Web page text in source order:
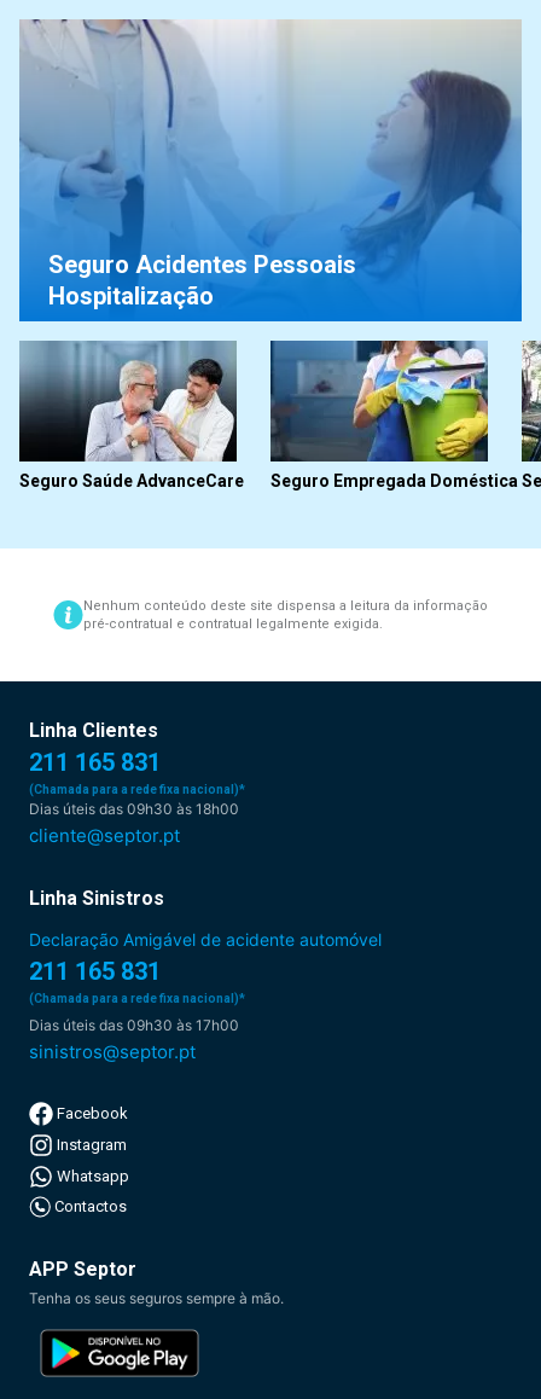
Seguro Acidentes Pessoais
Hospitalização
Seguro Saúde AdvanceCare Seguro Empregada Doméstica
Nenhum conteúdo deste site dispensa a leitura da informação
pré-contratual e contratual legalmente exigida.
Linha Clientes
211 165 831
(Chamada para a rede fixa nacional)*
Dias úteis das 09h30 às 18h00
cliente@septor.pt
Linha Sinistros
Declaração Amigável de acidente automóvel
211 165 831
(Chamada para a rede fixa nacional)*
Dias úteis das 09h30 às 17h00
sinistros@septor.pt
Facebook
Instagram
Whatsapp
Contactos
APP Septor
Tenha os seus seguros sempre à mão.